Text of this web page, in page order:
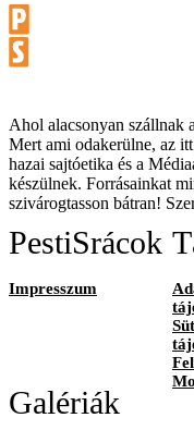
Ahol alacsonyan szállnak
Mert ami odakerülne, az
hazai sajtóetika és a
készülnek. Forrásainkat
szivárogtasson bátran!
PestiSrácok
Impresszum
Galériák